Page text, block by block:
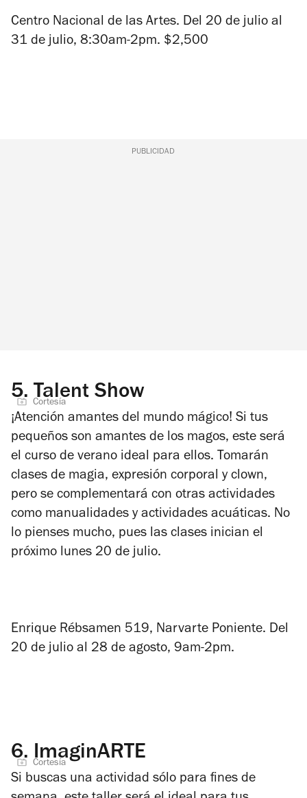
Centro Nacional de las Artes. Del 20 de julio al
31 de julio, 8:30am-2pm. $2,500
PUBLICIDAD
5. Talent Show
Cortesía
¡Atención amantes del mundo mágico! Si tus
pequeños son amantes de los magos, este será
el curso de verano ideal para ellos. Tomarán
clases de magia, expresión corporal y clown,
pero se complementará con otras actividades
como manualidades y actividades acuáticas. No
lo pienses mucho, pues las clases inician el
próximo lunes 20 de julio.
Enrique Rébsamen 519, Narvarte Poniente. Del
20 de julio al 28 de agosto, 9am-2pm.
6. ImaginARTE
Cortesía
Si buscas una actividad sólo para fines de